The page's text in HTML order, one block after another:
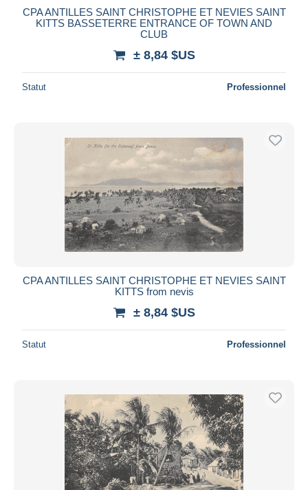
CPA ANTILLES SAINT CHRISTOPHE ET NEVIES SAINT
KITTS BASSETERRE ENTRANCE OF TOWN AND
CLUB
± 8,84 $US
Statut Professionnel
CPA ANTILLES SAINT CHRISTOPHE ET NEVIES SAINT
KITTS from nevis
± 8,84 $US
Statut Professionnel